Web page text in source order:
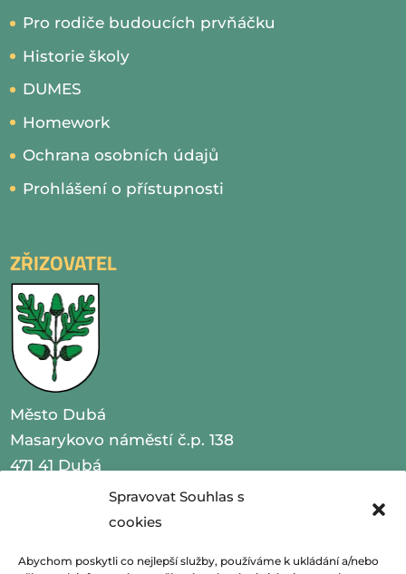
Spravovat Souhlas s
cookies
Abychom poskytli co nejlepší služby, používáme k ukládání a/nebo
Pro rodiče budoucích prvňáčku
Historie školy
DUMES
Homework
Ochrana osobních údajů
Prohlášení o přístupnosti
ZŘIZOVATEL
Město Dubá
Masarykovo náměstí č.p. 138
471 41 Dubá
IČO 00260479